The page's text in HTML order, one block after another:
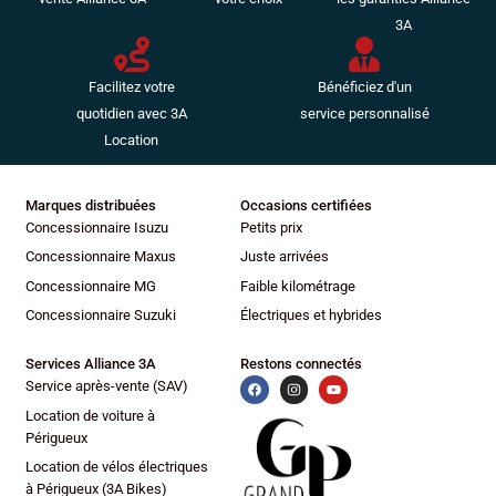
Lampes de lecture à l'avant
Limiteur de vitesse
Lunette AR dégivrante
Lunette arrière surteintée
Miroir de courtoisie conducteur
Miroir de courtoisie passager
Mode de conduite
Ordinateur de bord
Ouverture des vitres séquentielle
Pare-brise chauffant
Plancher de coffre mobile
Poches d'aumonières
Poignées ton carrosserie
Porte-gobelets arrière
Porte-gobelets avant
Prise 12V
Prise USB
3A
Facilitez votre
quotidien avec 3A
Location
Bénéficiez d'un
service personnalisé
Marques distribuées
Concessionnaire Isuzu
Concessionnaire Maxus
Concessionnaire MG
Concessionnaire Suzuki
Occasions certifiées
Petits prix
Juste arrivées
Faible kilométrage
Électriques et hybrides
Services Alliance 3A
Service après-vente (SAV)
Location de voiture à
Périgueux
Location de vélos électriques
à Périgueux (3A Bikes)
Restons connectés